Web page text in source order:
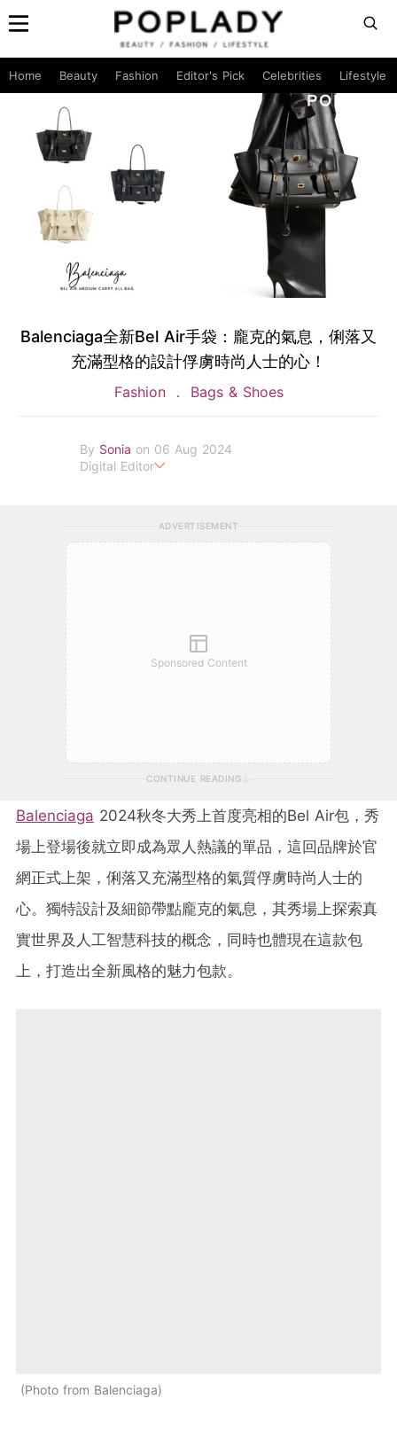
Home Beauty Fashion Editor's Pick Celebrities Lifestyle
Balenciaga全新Bel Air手袋：龐克的氣息，俐落又
充滿型格的設計俘虜時尚人士的心！
Fashion Bags & Shoes
By Sonia on 06 Aug 2024
Digital Editor
ADVERTISEMENT
Sponsored Content
CONTINUE READING
Balenciaga 2024秋冬大秀上首度亮相的Bel Air包，秀
場上登場後就立即成為眾人熱議的單品，這回品牌於官
網正式上架，俐落又充滿型格的氣質俘虜時尚人士的
心。獨特設計及細節帶點龐克的氣息，其秀場上探索真
實世界及人工智慧科技的概念，同時也體現在這款包
上，打造出全新風格的魅力包款。
Photo from Balenciaga